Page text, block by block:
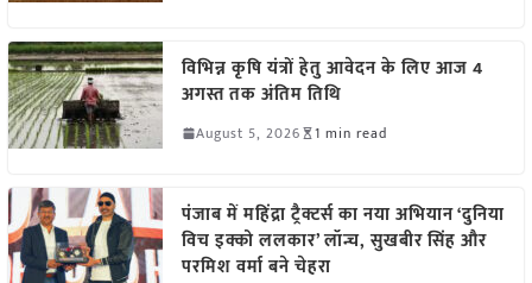
विभिन्न कृषि यंत्रों हेतु आवेदन के लिए आज 4
अगस्त तक अंतिम तिथि
August 5, 2026 1 min read
पंजाब में महिंद्रा ट्रैक्टर्स का नया अभियान ‘दुनिया
विच इक्को ललकार’ लॉन्च, सुखबीर सिंह और
परमिश वर्मा बने चेहरा